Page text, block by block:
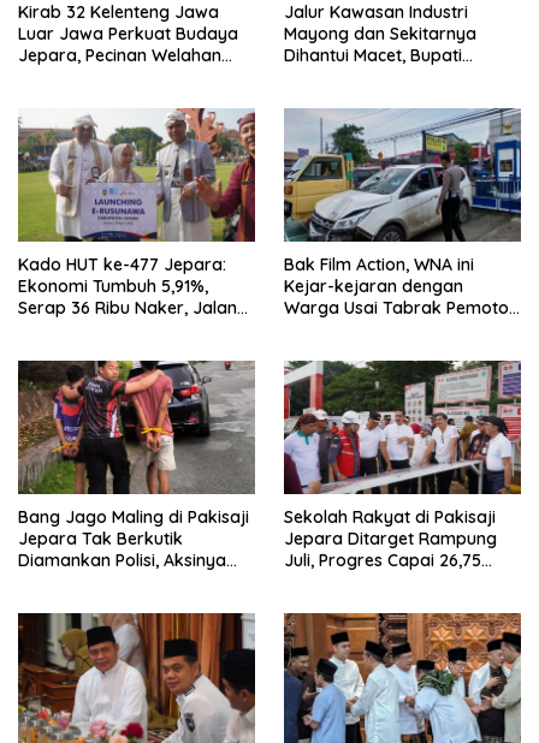
Kirab 32 Kelenteng Jawa
Luar Jawa Perkuat Budaya
Jepara, Pecinan Welahan
Jalur Kawasan Industri
Mayong dan Sekitarnya
Dihantui Macet, Bupati
Kado HUT ke-477 Jepara:
Ekonomi Tumbuh 5,91%,
Serap 36 Ribu Naker, Jalan
Bak Film Action, WNA ini
Kejar-kejaran dengan
Warga Usai Tabrak Pemotor
Bang Jago Maling di Pakisaji
Jepara Tak Berkutik
Diamankan Polisi, Aksinya
Sekolah Rakyat di Pakisaji
Jepara Ditarget Rampung
Juli, Progres Capai 26,75